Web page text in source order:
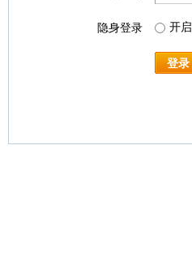
隐身登录 开启
登录